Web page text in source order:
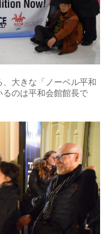
、大きな「ノーベル平和
のは平和会館館長で